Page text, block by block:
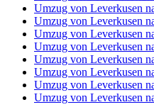
Umzug von Leverkusen
Umzug von Leverkusen
Umzug von Leverkusen
Umzug von Leverkusen
Umzug von Leverkusen
Umzug von Leverkusen
Umzug von Leverkusen
Umzug von Leverkusen